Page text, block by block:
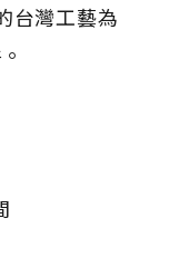
台灣工藝為